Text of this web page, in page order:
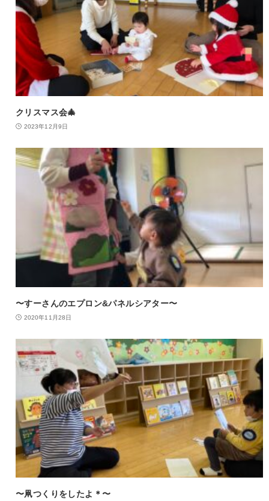
クリスマス会🎄
2023年12月9日
〜すーさんのエプロン&パネルシアター〜
2020年11月28日
〜凧つくりをしたよ＊〜